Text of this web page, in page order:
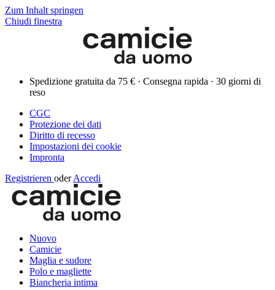
Zum Inhalt springen
Chiudi finestra
Spedizione gratuita da 75 € · Consegna rapida · 30 giorni di
reso
CGC
Protezione dei dati
Diritto di recesso
Impostazioni dei cookie
Impronta
Registrieren oder Accedi
Nuovo
Camicie
Maglia e sudore
Polo e magliette
Biancheria intima